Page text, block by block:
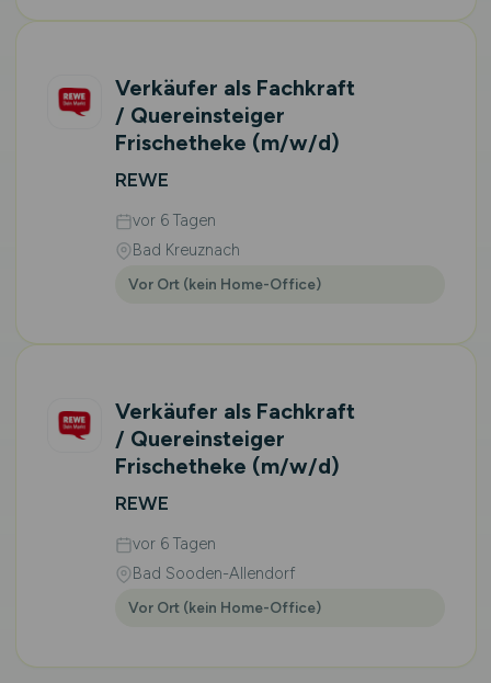
Verkäufer als Fachkraft
/ Quereinsteiger
Frischetheke (m/w/d)
REWE
vor 6 Tagen
Bad Kreuznach
Vor Ort (kein Home-Office)
Verkäufer als Fachkraft
/ Quereinsteiger
Frischetheke (m/w/d)
REWE
vor 6 Tagen
Bad Sooden-Allendorf
Vor Ort (kein Home-Office)